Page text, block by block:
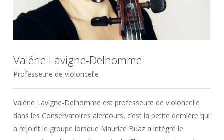
Valérie Lavigne-Delhomme
Professeure de violoncelle
Valérie Lavigne-Delhomme est professeure de violoncelle
dans les Conservatoires alentours, c’est la petite dernière qui
a rejoint le groupe lorsque Maurice Buaz a intégré le